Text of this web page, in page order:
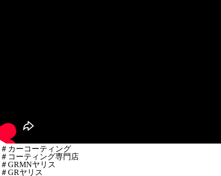
＃カーコーティング
＃コーティング専門店
＃GRMNヤリス
＃GRヤリス